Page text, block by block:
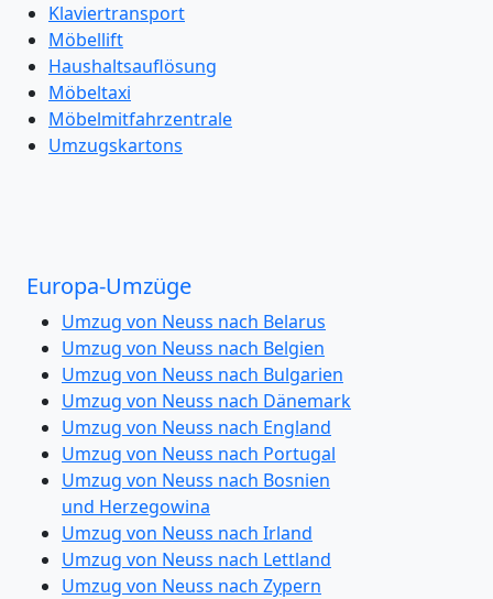
Klaviertransport
Möbellift
Haushaltsauflösung
Möbeltaxi
Möbelmitfahrzentrale
Umzugskartons
Europa-Umzüge
Umzug von Neuss nach Belarus
Umzug von Neuss nach Belgien
Umzug von Neuss nach Bulgarien
Umzug von Neuss nach Dänemark
Umzug von Neuss nach England
Umzug von Neuss nach Portugal
Umzug von Neuss nach Bosnien
und Herzegowina
Umzug von Neuss nach Irland
Umzug von Neuss nach Lettland
Umzug von Neuss nach Zypern